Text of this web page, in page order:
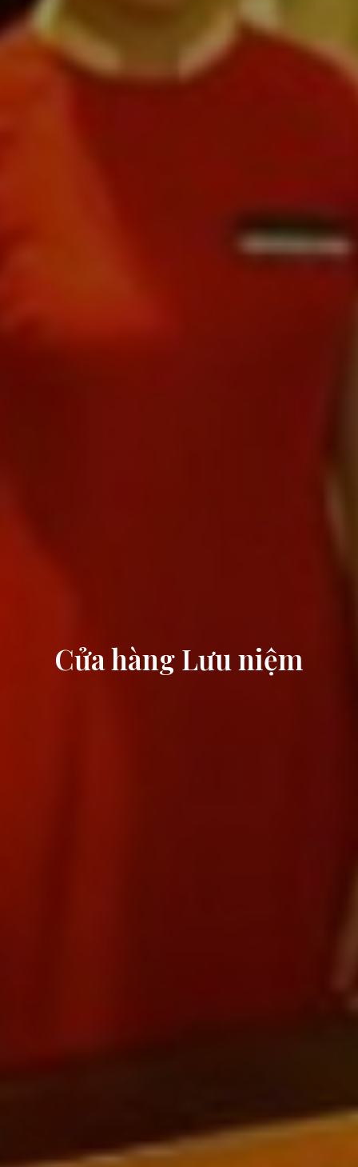
Cửa hàng Lưu niệm